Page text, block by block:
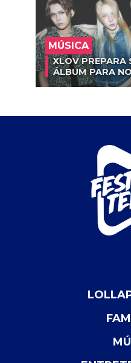
MÚSICA
XLOV PREPARA
ÁLBUM PARA